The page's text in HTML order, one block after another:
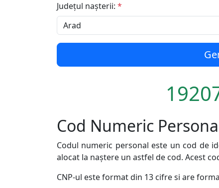
Județul nașterii: *
Cod Numeric
Codul numeric personal este un cod de
alocat la naștere un astfel de cod. Acest
CNP-ul este format din 13 cifre si are